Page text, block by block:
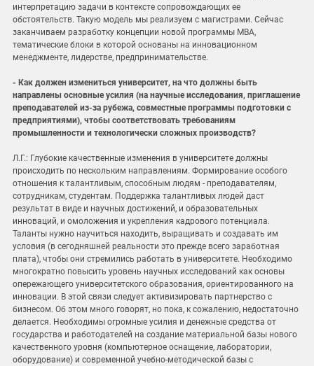
интерпретацию задачи в контексте сопровождающих ее
обстоятельств. Такую модель мы реализуем с магистрами. Сейчас
заканчиваем разработку концепции новой программы МВА,
тематические блоки в которой основаны на инновационном
менеджменте, лидерстве, предпринимательстве.
- Как должен измениться университет, на что должны быть
направлены основные усилия (на научные исследования, приглашение
преподавателей из-за рубежа, совместные программы подготовки с
предприятиями), чтобы соответствовать требованиям
промышленности и технологически сложных производств?
Л.Г.: Глубокие качественные изменения в университете должны
происходить по нескольким направлениям. Формирование особого
отношения к талантливым, способным людям - преподавателям,
сотрудникам, студентам. Поддержка талантливых людей даст
результат в виде и научных достижений, и образовательных
инноваций, и омоложения и укрепления кадрового потенциала.
Таланты нужно научиться находить, выращивать и создавать им
условия (в сегодняшней реальности это прежде всего заработная
плата), чтобы они стремились работать в университете. Необходимо
многократно повысить уровень научных исследований как основы
опережающего университетского образования, ориентированного на
инновации. В этой связи следует активизировать партнерство с
бизнесом. Об этом много говорят, но пока, к сожалению, недостаточно
делается. Необходимы огромные усилия и денежные средства от
государства и работодателей на создание материальной базы нового
качественного уровня (компьютерное оснащение, лаборатории,
оборудование) и современной учебно-методической базы с